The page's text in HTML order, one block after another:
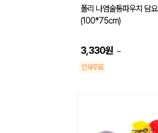
폴리 나염술통파우치 담요
(100*75cm)
3,330원 ~
인쇄무료